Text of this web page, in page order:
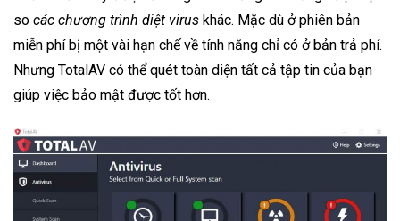
so các chương trình diệt virus khác. Mặc dù ở phiên bản
miễn phí bị một vài hạn chế về tính năng chỉ có ở bản trả phí.
Nhưng TotalAV có thể quét toàn diện tất cả tập tin của bạn
giúp việc bảo mật được tốt hơn.